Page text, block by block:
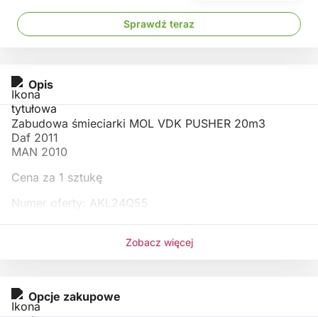
Opis
Zabudowa śmieciarki MOL VDK PUSHER 20m3
Daf 2011
MAN 2010
Cena za 1 sztukę
Numer oferty: AKL24Q55
i00574367552i
Zobacz więcej
Opcje zakupowe
Sprawdź teraz